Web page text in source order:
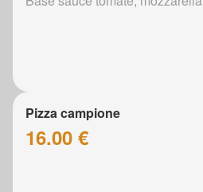
Pizza campione
16.00 €